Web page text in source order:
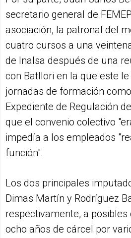
secretario general de
asociación, la patronal del
cuatro cursos a una
de Inalsa después de una
con Batllori en la que este
jornadas de formación
Expediente de Regulación
que el convenio colectivo
impedía a los empleados
función".
Los dos principales
Dimas Martín y Rodríguez
respectivamente, a posibles
ocho años de cárcel por